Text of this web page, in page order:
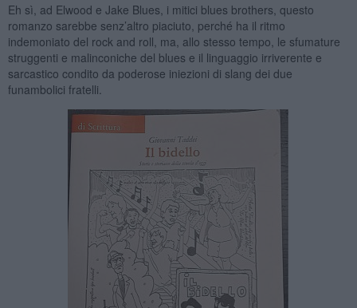
Eh sì, ad Elwood e Jake Blues, i mitici blues brothers, questo
romanzo sarebbe senz’altro piaciuto, perché ha il ritmo
indemoniato del rock and roll, ma, allo stesso tempo, le sfumature
struggenti e malinconiche del blues e il linguaggio irriverente e
sarcastico condito da poderose iniezioni di slang dei due
funambolici fratelli.